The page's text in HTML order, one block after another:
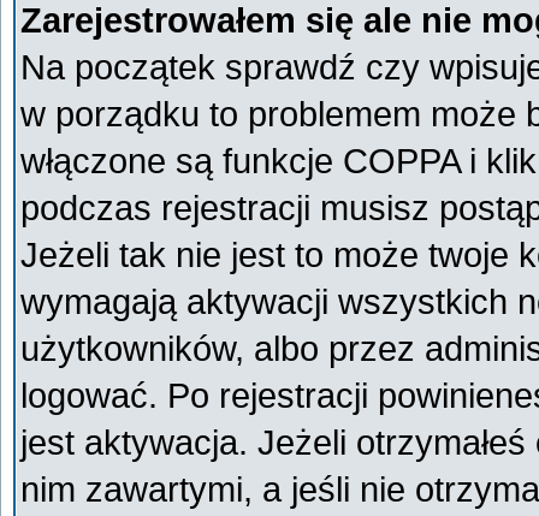
Zarejestrowałem się ale nie
Na początek sprawdź czy
w porządku to problemem może
włączone są funkcje COPPA i
podczas rejestracji musisz
Jeżeli tak nie jest to może twoje
wymagają aktywacji wszystkich
użytkowników, albo przez
logować. Po rejestracji
jest aktywacja. Jeżeli
nim zawartymi, a jeśli nie